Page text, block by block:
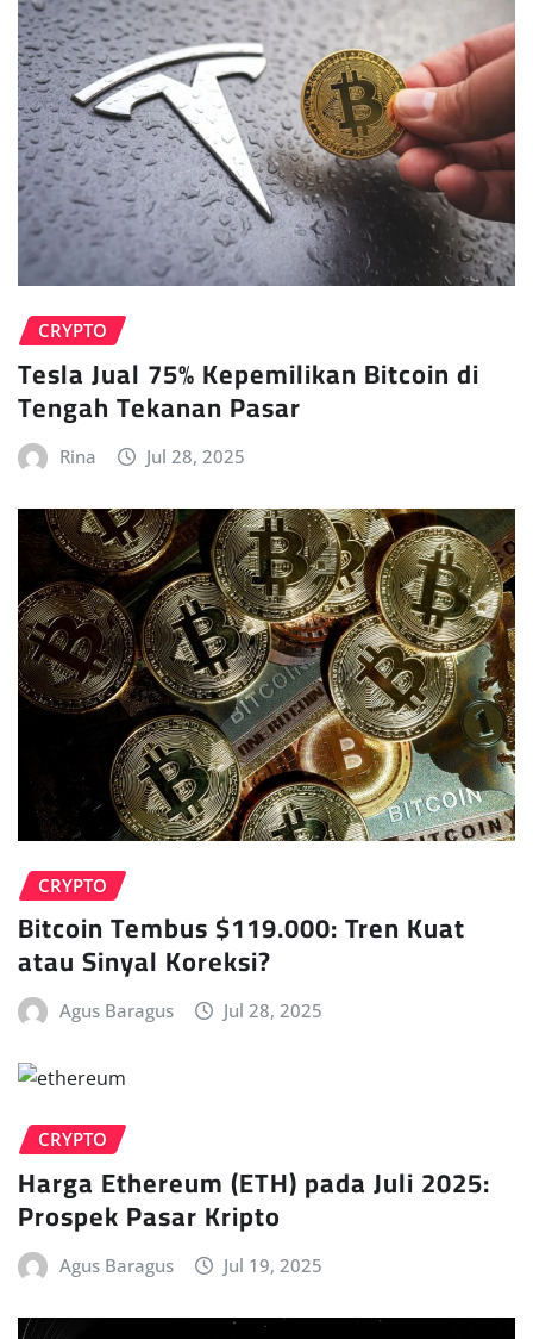
CRYPTO
Tesla Jual 75% Kepemilikan Bitcoin di
Tengah Tekanan Pasar
Rina Jul 28, 2025
CRYPTO
Bitcoin Tembus $119.000: Tren Kuat
atau Sinyal Koreksi?
Agus Baragus Jul 28, 2025
CRYPTO
Harga Ethereum (ETH) pada Juli 2025:
Prospek Pasar Kripto
Agus Baragus Jul 19, 2025